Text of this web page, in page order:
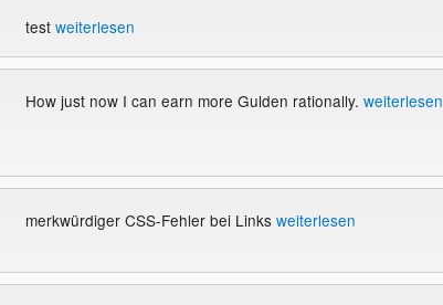
test weiterlesen
How just now I can earn more Gulden rationally. weiterlesen
merkwürdiger CSS-Fehler bei Links weiterlesen